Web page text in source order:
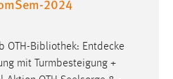
2024
OTH-Bibliothek: Entdecke
mit Turmbesteigung +